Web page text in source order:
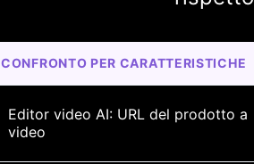
CONFRONTO PER CARATTERISTICHE
Editor video AI: URL del prodotto a
video